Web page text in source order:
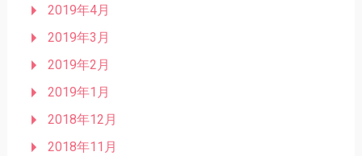
2019年4月
2019年3月
2019年2月
2019年1月
2018年12月
2018年11月